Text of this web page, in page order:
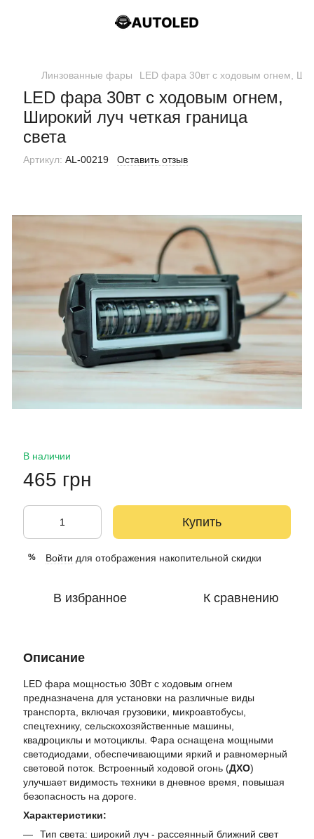
Линзованные фары LED фара 30вт с ходовым огнем,
LED фара 30вт с ходовым огнем,
Широкий луч четкая граница
света
Артикул: AL-00219 Оставить отзыв
В наличии
465 грн
Купить
% Войти для отображения накопительной скидки
В избранное К сравнению
Описание
LED фара мощностью 30Вт с ходовым огнем
предназначена для установки на различные виды
транспорта, включая грузовики, микроавтобусы,
спецтехнику, сельскохозяйственные машины,
квадроциклы и мотоциклы. Фара оснащена мощными
светодиодами, обеспечивающими яркий и равномерный
световой поток. Встроенный ходовой огонь (ДХО)
улучшает видимость техники в дневное время, повышая
безопасность на дороге.
Характеристики:
Тип света: широкий луч - рассеянный ближний свет